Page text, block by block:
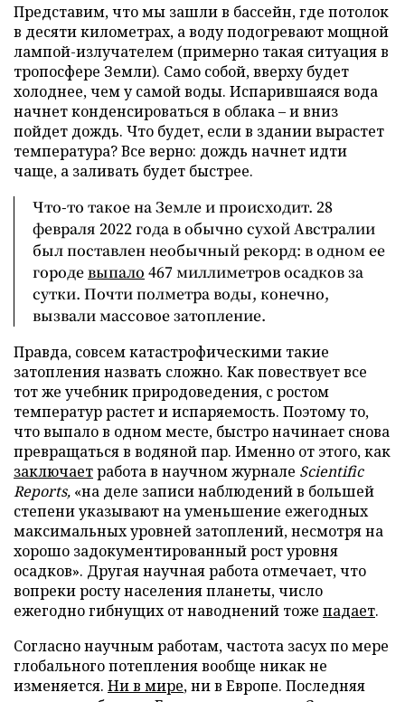
Представим, что мы зашли в бассейн, где потолок
в десяти километрах, а воду подогревают мощной
лампой-излучателем (примерно такая ситуация в
тропосфере Земли). Само собой, вверху будет
холоднее, чем у самой воды. Испарившаяся вода
начнет конденсироваться в облака – и вниз
пойдет дождь. Что будет, если в здании вырастет
температура? Все верно: дождь начнет идти
чаще, а заливать будет быстрее.
Что-то такое на Земле и происходит. 28
февраля 2022 года в обычно сухой Австралии
был поставлен необычный рекорд: в одном ее
городевыпало 467 миллиметров осадков за
сутки. Почти полметра воды, конечно,
вызвали массовое затопление.
Правда, совсем катастрофическими такие
затопления назвать сложно. Как повествует все
тот же учебник природоведения, с ростом
температур растет и испаряемость. Поэтому то,
что выпало в одном месте, быстро начинает снова
превращаться в водяной пар. Именно от этого, как
заключаетработа в научном журнале Scientific
Reports, «на деле записи наблюдений в большей
степени указывают на уменьшение ежегодных
максимальных уровней затоплений, несмотря на
хорошо задокументированный рост уровня
осадков». Другая научная работа отмечает, что
вопреки росту населения планеты, число
ежегодно гибнущих от наводнений тоже падает.
Согласно научным работам, частота засух по мере
глобального потепления вообще никак не
изменяется. Ни в мире, ни в Европе. Последняя